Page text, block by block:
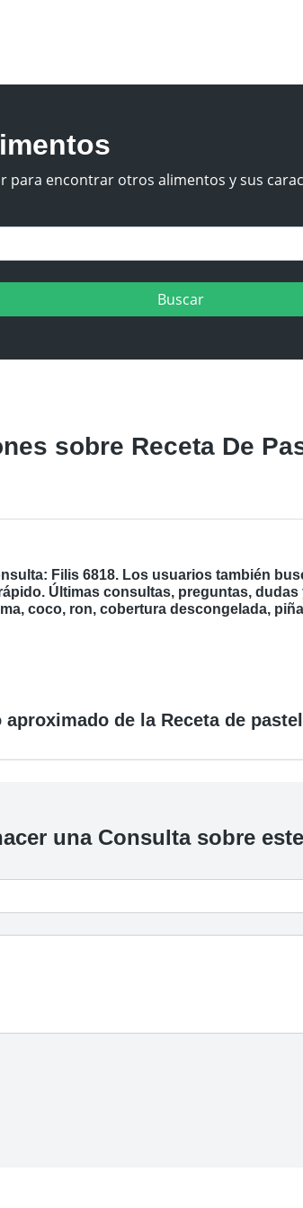
para encontrar otros alimentos y sus
sobre Receta De
Filis 6818. Los usuarios también
Últimas consultas, preguntas,
coco, ron, cobertura descongelada,
de la Receta de
una Consulta sobre